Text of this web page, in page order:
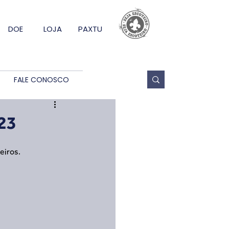
DOE LOJA PAXTU
FALE CONOSCO